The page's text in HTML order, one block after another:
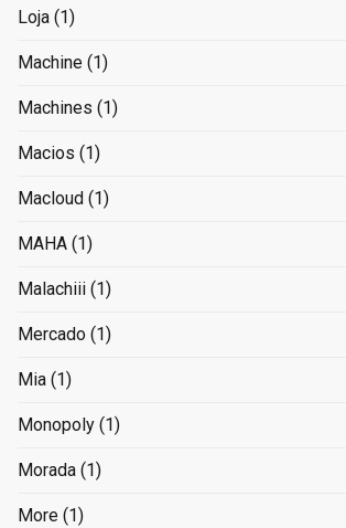
Loja (1)
Machine (1)
Machines (1)
Macios (1)
Macloud (1)
MAHA (1)
Malachiii (1)
Mercado (1)
Mia (1)
Monopoly (1)
Morada (1)
More (1)